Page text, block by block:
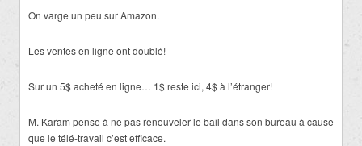
On varge un peu sur Amazon.
Les ventes en ligne ont doublé!
Sur un 5$ acheté en ligne… 1$ reste ici, 4$ à l’étranger!
M. Karam pense à ne pas renouveler le bail dans son bureau à cause
que le télé-travail c’est efficace.